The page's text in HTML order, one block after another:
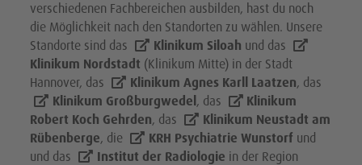
KRH Psychiatrie Langenhagen
KRH Psychiatrie Wunstorf
Psychologische/r Psychotherapeut/in
verschiedenen Fachbereichen ausbilden, hast du noch
die Möglichkeit nach den Standorten zu wählen. Unsere
Standorte sind das
Klinikum Siloah und das
Klinikum Nordstadt (Klinikum Mitte) in der Stadt
Hannover, das
Klinikum Agnes Karll Laatzen, das
Klinikum Großburgwedel, das
Klinikum
Robert Koch Gehrden, das
Klinikum Neustadt am
Rübenberge, die KRH Psychiatrie Wunstorf und
und das
Institut der Radiologie in der Region